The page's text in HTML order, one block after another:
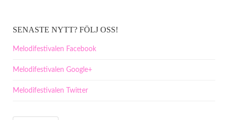
SENASTE NYTT? FÖLJ OSS!
Melodifestivalen Facebook
Melodifestivalen Google+
Melodifestivalen Twitter